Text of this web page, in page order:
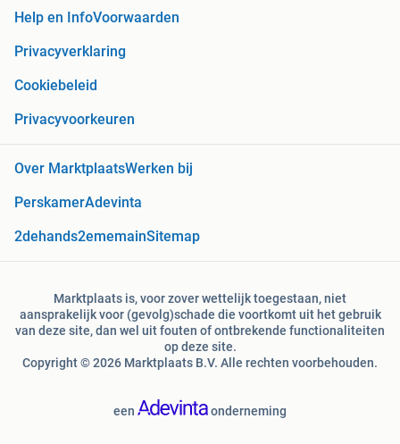
Help en InfoVoorwaarden
Privacyverklaring
Cookiebeleid
Privacyvoorkeuren
Over MarktplaatsWerken bij
PerskamerAdevinta
2dehands2ememainSitemap
Marktplaats is, voor zover wettelijk toegestaan, niet
aansprakelijk voor (gevolg)schade die voortkomt uit het gebruik
van deze site, dan wel uit fouten of ontbrekende functionaliteiten
op deze site.
Copyright © 2026 Marktplaats B.V. Alle rechten voorbehouden.
een onderneming